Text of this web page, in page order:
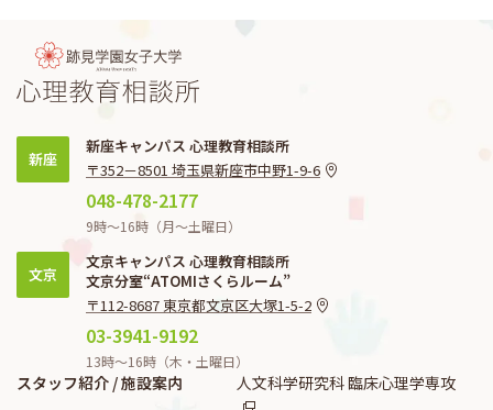
新座
新座キャンパス 心理教育相談所
〒352－8501 埼玉県新座市中野1-9-6
048-478-2177
9時〜16時（月〜土曜日）
文京
文京キャンパス 心理教育相談所
文京分室“ATOMIさくらルーム”
〒112-8687 東京都文京区大塚1-5-2
03-3941-9192
13時〜16時（木・土曜日）
スタッフ紹介 / 施設案内 人文科学研究科 臨床心理学専攻